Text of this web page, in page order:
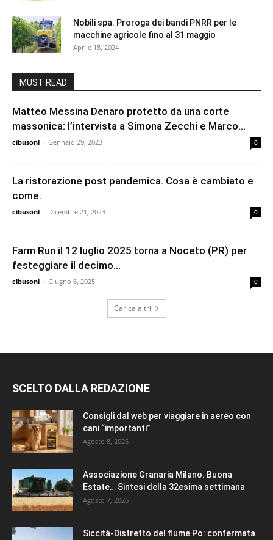
Nobili spa. Proroga dei bandi PNRR per le
macchine agricole fino al 31 maggio
Aprile 18, 2024
MUST READ
Matteo Messina Denaro protetto da una corte
massonica: l’intervista a Simona Zecchi e Marco...
cibusonl - Gennaio 29, 2023 0
La ristorazione post pandemica. Cosa è cambiato e
come.
cibusonl - Dicembre 21, 2023 0
Farm Run il 12 luglio 2025 torna a Noceto (PR) per
festeggiare il decimo...
cibusonl - Giugno 6, 2025 0
Carica altri
SCELTO DALLA REDAZIONE
Consigli dal web per viaggiare in aereo con
cani “importanti”
Agosto 8, 2026
Associazione Granaria Milano. Buona
Estate… Sintesi della 32esima settimana
Agosto 7, 2026
Siccità-Distretto del fiume Po: confermata